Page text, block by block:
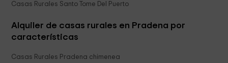
Casas Rurales Santo Tome Del Puerto
Alquiler de casas rurales en Pradena por
características
Casas Rurales Pradena chimenea